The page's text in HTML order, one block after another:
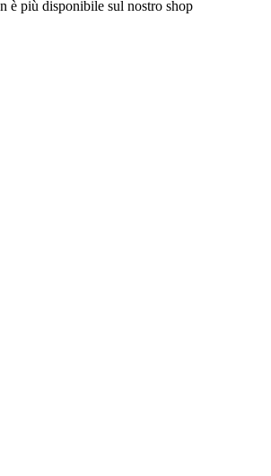
è più disponibile sul nostro shop